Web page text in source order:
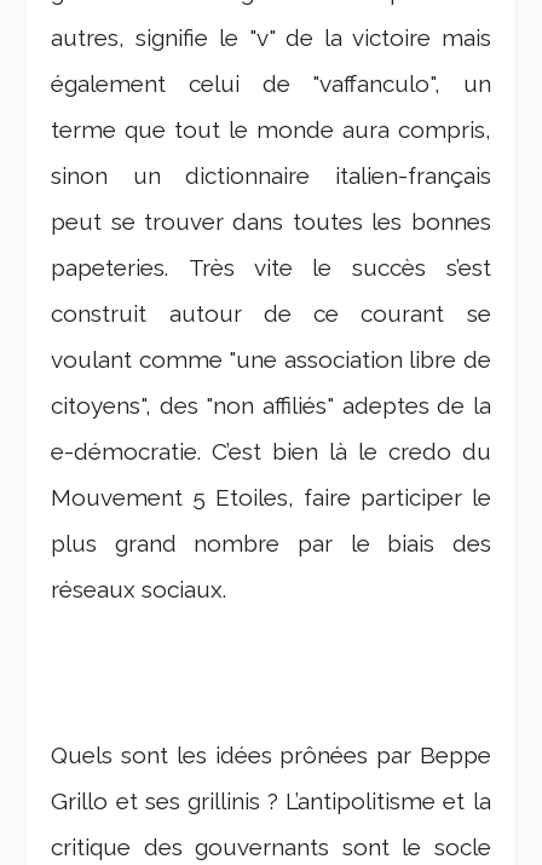
autres, signifie le "v" de la victoire mais
également celui de "vaffanculo", un
terme que tout le monde aura compris,
sinon un dictionnaire italien-français
peut se trouver dans toutes les bonnes
papeteries. Très vite le succès s’est
construit autour de ce courant se
voulant comme "une association libre de
citoyens", des "non affiliés" adeptes de la
e-démocratie. C’est bien là le credo du
Mouvement 5 Etoiles, faire participer le
plus grand nombre par le biais des
réseaux sociaux.
Quels sont les idées prônées par Beppe
Grillo et ses grillinis ? L’antipolitisme et la
critique des gouvernants sont le socle